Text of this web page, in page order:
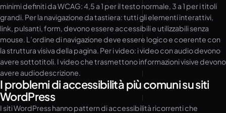
minimi definiti da WCAG: 4,5 a 1 per il testo normale, 3 a 1 per i titoli
grandi. Per la navigazione da tastiera: tutti gli elementi interattivi,
link, pulsanti, form, devono essere accessibili e utilizzabili senza
mouse. L’ordine di navigazione deve essere logico e coerente con
la struttura visiva della pagina. Per i video: i video con audio devono
avere sottotitoli. I video che trasmettono informazioni visive devono
avere audiodescrizione.
I problemi di accessibilità più comuni su siti
WordPress
I siti WordPress hanno pattern di accessibilità ricorrenti che